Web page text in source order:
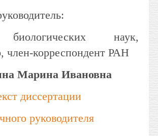
наук,
член-корреспондент РАН
Марина Ивановна
диссертации
руководителя